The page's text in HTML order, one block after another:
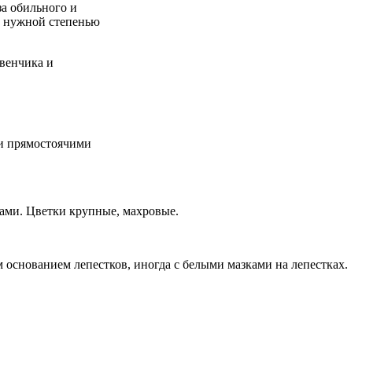
обильного и
нужной степенью
и
прямостоячими
Цветки крупные, махровые.
лепестков, иногда с белыми мазками на лепестках.